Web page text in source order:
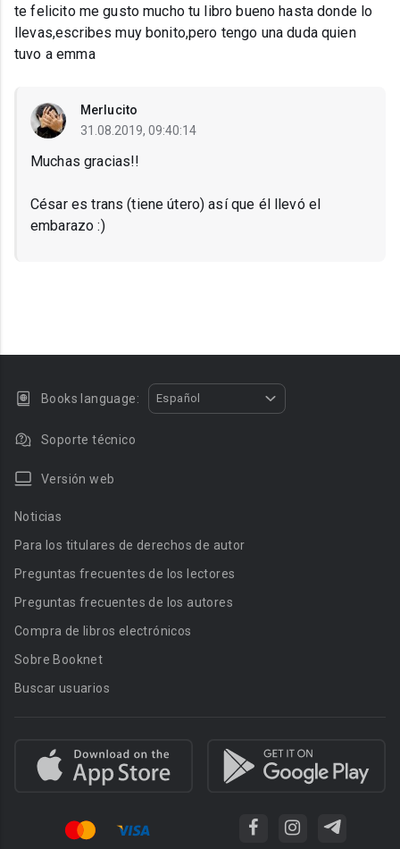
te felicito me gusto mucho tu libro bueno hasta donde lo
llevas,escribes muy bonito,pero tengo una duda quien
tuvo a emma
Merlucito
31.08.2019, 09:40:14
Muchas gracias!!
César es trans (tiene útero) así que él llevó el
embarazo :)
Books language: Español
Soporte técnico
Versión web
Noticias
Para los titulares de derechos de autor
Preguntas frecuentes de los lectores
Preguntas frecuentes de los autores
Compra de libros electrónicos
Sobre Booknet
Buscar usuarios